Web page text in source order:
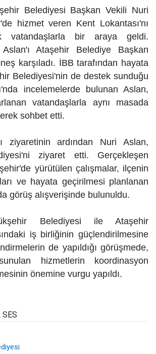
Belediyesi Başkan Vekili Nuri
hizmet veren Kent Lokantası'nı
vatandaşlarla bir araya geldi.
Ataşehir Belediye Başkan
karşıladı. İBB tarafından hayata
Belediyesi'nin de destek sunduğu
incelemelerde bulunan Aslan,
vatandaşlarla aynı masada
sohbet etti.
ziyaretinin ardından Nuri Aslan,
ziyaret etti. Gerçekleşen
yürütülen çalışmalar, ilçenin
ve hayata geçirilmesi planlanan
görüş alışverişinde bulunuldu.
Belediyesi ile Ataşehir
iş birliğinin güçlendirilmesine
de yapıldığı görüşmede,
hizmetlerin koordinasyon
önemine vurgu yapıldı.
SES